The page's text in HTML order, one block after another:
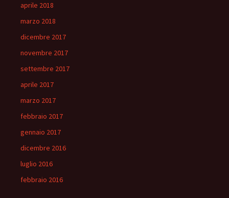
aprile 2018
marzo 2018
dicembre 2017
novembre 2017
settembre 2017
aprile 2017
marzo 2017
febbraio 2017
gennaio 2017
dicembre 2016
luglio 2016
febbraio 2016